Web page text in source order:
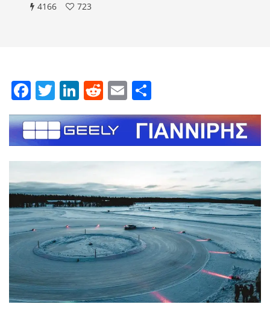
4166 723
Facebook
Twitter
LinkedIn
Reddit
Email